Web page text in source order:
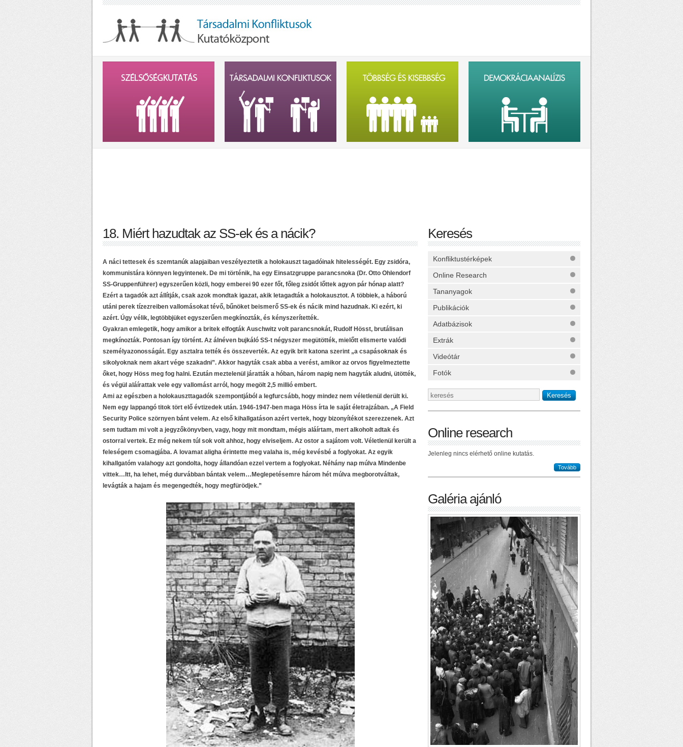
18. Miért hazudtak az SS-ek és a nácik?
A náci tettesek és szemtanúk alapjaiban veszélyeztetik a holokauszt tagadóinak hitelességét. Egy zsidóra,
kommunistára könnyen legyintenek. De mi történik, ha egy Einsatzgruppe parancsnoka (Dr. Otto Ohlendorf
SS-Gruppenführer) egyszerűen közli, hogy emberei 90 ezer főt, főleg zsidót lőttek agyon pár hónap alatt?
Ezért a tagadók azt állítják, csak azok mondtak igazat, akik letagadták a holokausztot. A többiek, a háború
utáni perek tízezreiben vallomásokat tévő, bűnöket beismerő SS-ek és nácik mind hazudnak. Ki ezért, ki
azért. Úgy vélik, legtöbbjüket egyszerűen megkínozták, és kényszerítették.
Gyakran emlegetik, hogy amikor a britek elfogták Auschwitz volt parancsnokát, Rudolf Hösst, brutálisan
megkínozták. Pontosan így történt. Az álnéven bujkáló SS-t négyszer megütötték, mielőtt elismerte valódi
személyazonosságát. Egy asztalra tették és összeverték. Az egyik brit katona szerint „a csapásoknak és
sikolyoknak nem akart vége szakadni”. Akkor hagyták csak abba a verést, amikor az orvos figyelmeztette
őket, hogy Höss meg fog halni. Ezután meztelenül járatták a hóban, három napig nem hagyták aludni, ütötték,
és végül aláírattak vele egy vallomást arról, hogy megölt 2,5 millió embert.
Ami az egészben a holokauszttagadók szempontjából a legfurcsább, hogy mindez nem véletlenül derült ki.
Nem egy lappangó titok tört elő évtizedek után. 1946-1947-ben maga Höss írta le saját életrajzában. „A Field
Security Police szörnyen bánt velem. Az első kihallgatáson azért vertek, hogy bizonyítékot szerezzenek. Azt
sem tudtam mi volt a jegyzőkönyvben, vagy, hogy mit mondtam, mégis aláírtam, mert alkoholt adtak és
ostorral vertek. Ez még nekem túl sok volt ahhoz, hogy elviseljem. Az ostor a sajátom volt. Véletlenül került a
feleségem csomagjába. A lovamat aligha érintette meg valaha is, még kevésbé a foglyokat. Az egyik
kihallgatóm valahogy azt gondolta, hogy állandóan ezzel vertem a foglyokat. Néhány nap múlva Mindenbe
vittek…Itt, ha lehet, még durvábban bántak velem…Meglepetésemre három hét múlva megborotváltak,
levágták a hajam és megengedték, hogy megfürödjek.”
Keresés
Konfliktustérképek
Online Research
Tananyagok
Publikációk
Adatbázisok
Extrák
Videótár
Fotók
Online research
Jelenleg nincs elérhető online kutatás.
Tovább
Galéria ajánló